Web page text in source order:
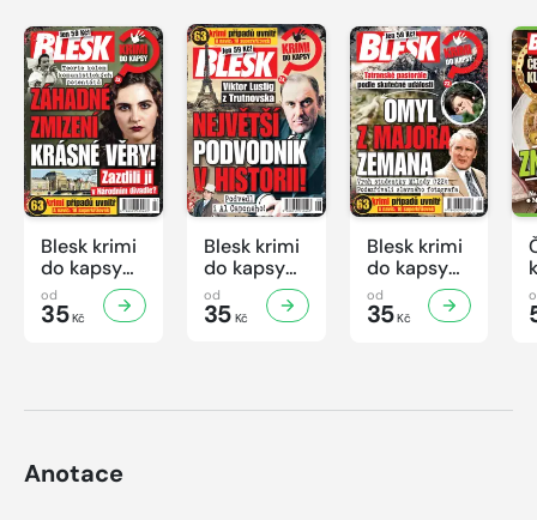
Blesk krimi
do kapsy
č.7/2026
od
35Kč
Blesk krimi
do kapsy
č.6/2026
od
35Kč
Blesk krimi
do kapsy
č.5/2026
od
35Kč
Anotace